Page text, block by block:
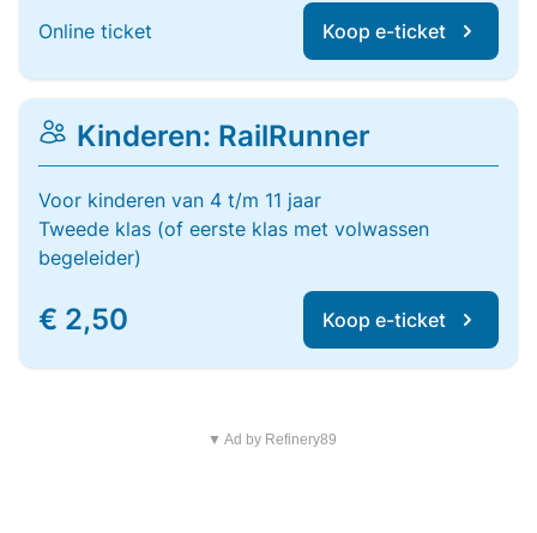
Online ticket Koop e-ticket
Kinderen: RailRunner
Voor kinderen van 4 t/m 11 jaar
Tweede klas (of eerste klas met volwassen
begeleider)
€ 2,50 Koop e-ticket
▼ Ad by Refinery89